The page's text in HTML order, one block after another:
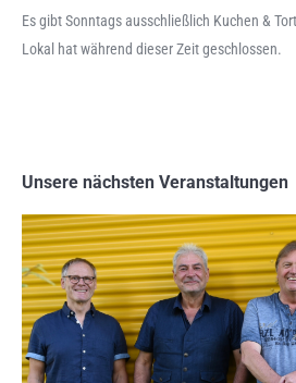
Es gibt Sonntags ausschließlich Kuchen &
Lokal hat während dieser Zeit geschlossen.
Unsere nächsten Veranstaltungen